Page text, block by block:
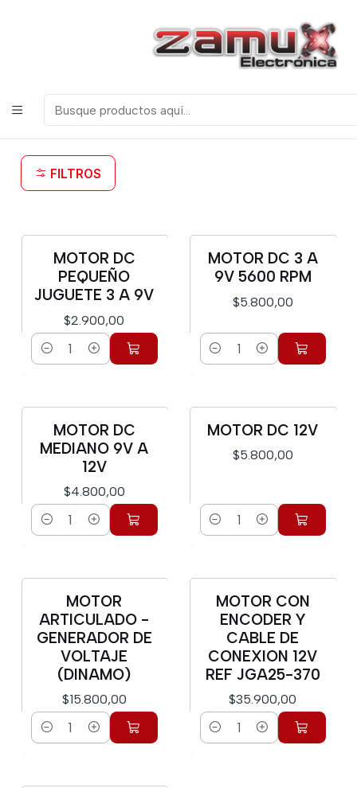
ELECTRONICOS, ROBOTICA & TECNOLOGIA
Motores y Servomotores Motores Dc
Motores Dc
FILTROS
MOTOR DC
PEQUEÑO
JUGUETE 3 A 9V
$2.900,00
Cantidad
MOTOR DC 3 A
9V 5600 RPM
$5.800,00
Cantidad
MOTOR DC
MEDIANO 9V A
12V
$4.800,00
Cantidad
MOTOR DC 12V
$5.800,00
Cantidad
MOTOR
ARTICULADO -
GENERADOR DE
VOLTAJE
(DINAMO)
$15.800,00
Cantidad
Nuevo
MOTOR CON
ENCODER Y
CABLE DE
CONEXION 12V
REF JGA25-370
$35.900,00
Cantidad